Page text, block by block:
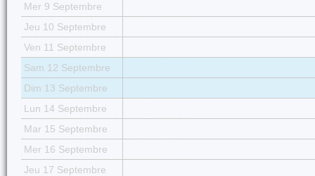
Mer 9 Septembre
Jeu 10 Septembre
Ven 11 Septembre
Sam 12 Septembre
Dim 13 Septembre
Lun 14 Septembre
Mar 15 Septembre
Mer 16 Septembre
Jeu 17 Septembre